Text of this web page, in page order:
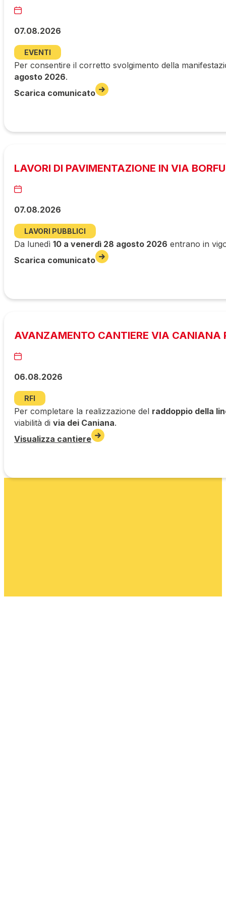
07.08.2026
EVENTI
Per consentire il corretto svolgimento della
agosto 2026.
Scarica comunicato
LAVORI DI PAVIMENTAZIONE IN VIA
07.08.2026
LAVORI PUBBLICI
Da lunedì 10 a venerdì 28 agosto 2026 entrano in
Scarica comunicato
AVANZAMENTO CANTIERE VIA CANIANA
06.08.2026
RFI
Per completare la realizzazione del raddoppio della
viabilità di via dei Caniana.
Visualizza cantiere